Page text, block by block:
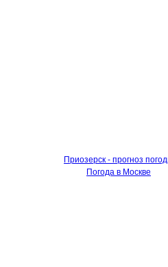
Приозерск - прогноз
Погода в Москве